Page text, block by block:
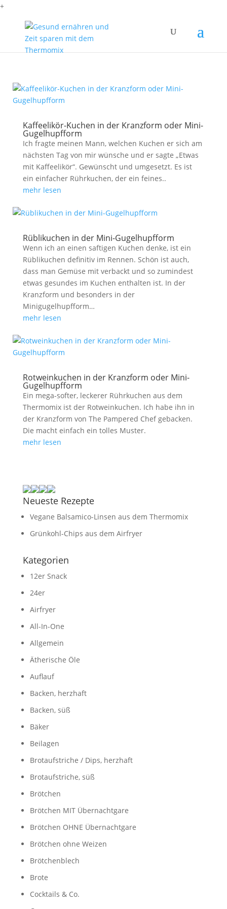
+
Kaffeelikör-Kuchen in der Kranzform oder Mini-
Gugelhupfform
Ich fragte meinen Mann, welchen Kuchen er sich am
nächsten Tag von mir wünsche und er sagte „Etwas
mit Kaffeelikör“. Gewünscht und umgesetzt. Es ist
ein einfacher Rührkuchen, der ein feines..
mehr lesen
Rüblikuchen in der Mini-Gugelhupfform
Wenn ich an einen saftigen Kuchen denke, ist ein
Rüblikuchen definitiv im Rennen. Schön ist auch,
dass man Gemüse mit verbackt und so zumindest
etwas gesundes im Kuchen enthalten ist. In der
Kranzform und besonders in der
Minigugelhupfform…
mehr lesen
Rotweinkuchen in der Kranzform oder Mini-
Gugelhupfform
Ein mega-softer, leckerer Rührkuchen aus dem
Thermomix ist der Rotweinkuchen. Ich habe ihn in
der Kranzform von The Pampered Chef gebacken.
Die macht einfach ein tolles Muster.
mehr lesen
Neueste Rezepte
Vegane Balsamico-Linsen aus dem Thermomix
Grünkohl-Chips aus dem Airfryer
Kategorien
12er Snack
24er
Airfryer
All-In-One
Allgemein
Ätherische Öle
Auflauf
Backen, herzhaft
Backen, süß
Bäker
Beilagen
Brotaufstriche / Dips, herzhaft
Brotaufstriche, süß
Brötchen
Brötchen MIT Übernachtgare
Brötchen OHNE Übernachtgare
Brötchen ohne Weizen
Brötchenblech
Brote
Cocktails & Co.